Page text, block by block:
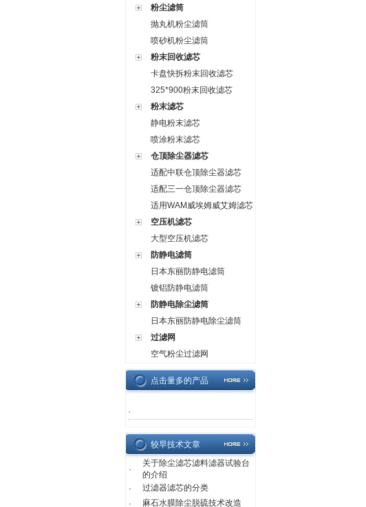
粉尘滤筒
抛丸机粉尘滤筒
喷砂机粉尘滤筒
粉末回收滤芯
卡盘快拆粉末回收滤芯
325*900粉末回收滤芯
粉末滤芯
静电粉末滤芯
喷涂粉末滤芯
仓顶除尘器滤芯
适配中联仓顶除尘器滤芯
适配三一仓顶除尘器滤芯
适用WAM威埃姆威艾姆滤芯
空压机滤芯
大型空压机滤芯
防静电滤筒
日本东丽防静电滤筒
镀铝防静电滤筒
防静电除尘滤筒
日本东丽防静电除尘滤筒
过滤网
空气粉尘过滤网
点击量多的产品
·
较早技术文章
·
关于除尘滤芯滤料滤器试验台
的介绍
·
过滤器滤芯的分类
·
麻石水膜除尘脱硫技术改造